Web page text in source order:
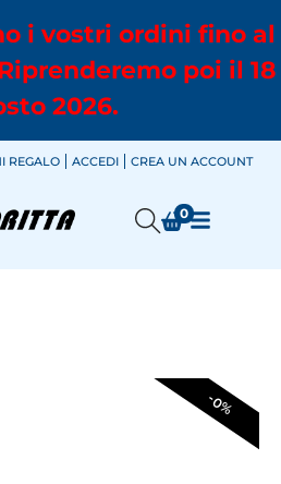
i vostri ordini fino al
poi il 18
2026.
REGALO ACCEDI CREA UN ACCOUNT
0
-0%